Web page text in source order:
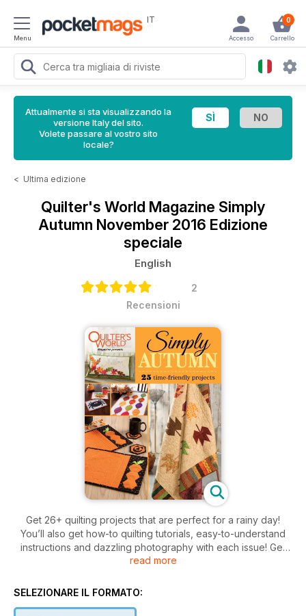
Menu
IT 0
Carrello
Accesso
Attualmente si sta visualizzando la
versione Italy del sito.
Volete passare al vostro sito
locale?
< Ultima edizione
Quilter's World Magazine Simply
Autumn November 2016 Edizione
speciale
English
2
Recensioni
Get 26+ quilting projects that are perfect for a rainy day!
You’ll also get how-to quilting tutorials, easy-to-understand
instructions and dazzling photography with each issue! Get
quilting patterns for a variety of sizes and skill levels, plus
your convenience! Download or subscribe today for
read more
SELEZIONARE IL FORMATO: